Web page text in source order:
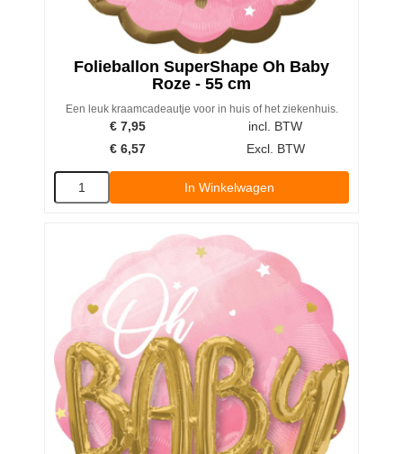
Folieballon SuperShape Oh Baby
Roze - 55 cm
Een leuk kraamcadeautje voor in huis of het ziekenhuis.
€ 7,95
incl. BTW
€ 6,57 Excl. BTW
In Winkelwagen